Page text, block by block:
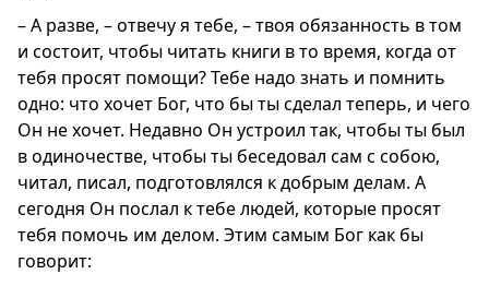
– А разве, – отвечу я тебе, – твоя обязанность в том
и состоит, чтобы читать книги в то время, когда от
тебя просят помощи? Тебе надо знать и помнить
одно: что хочет Бог, что бы ты сделал теперь, и чего
Он не хочет. Недавно Он устроил так, чтобы ты был
в одиночестве, чтобы ты беседовал сам с собою,
читал, писал, подготовлялся к добрым делам. А
сегодня Он послал к тебе людей, которые просят
тебя помочь им делом. Этим самым Бог как бы
говорит: